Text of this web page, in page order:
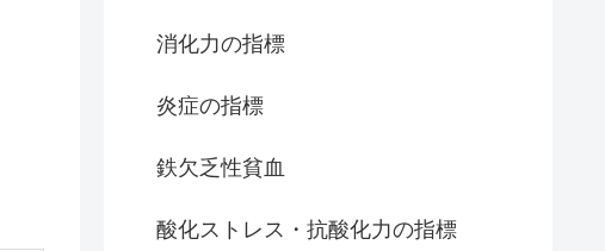
消化力の指標
炎症の指標
鉄欠乏性貧血
酸化ストレス・抗酸化力の指標